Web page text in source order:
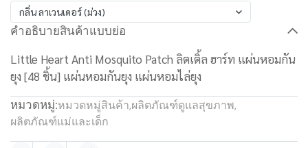
กลิ่น ลาเวนเดอร์ (ม่วง)
คำอธิบายสินค้าแบบย่อ
Little Heart Anti Mosquito Patch ลิตเติ้ล ฮาร์ท แผ่นหอมกัน
ยุง [48 ชิ้น] แผ่นหอมกันยุง แผ่นหอมไล่ยุง
หมวดหมู่:หมวดหมู่สินค้า,ผลิตภัณฑ์ดูแลสุขภาพ,
ผลิตภัณฑ์แม่และเด็ก